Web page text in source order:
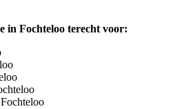
in Fochteloo terecht voor: